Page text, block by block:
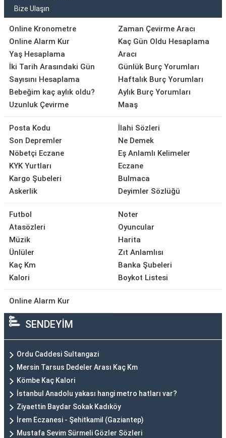
Bize Ulaşın
Online Kronometre
Online Alarm Kur
Yaş Hesaplama
İki Tarih Arasındaki Gün
Sayısını Hesaplama
Bebeğim kaç aylık oldu?
Uzunluk Çevirme
Zaman Çevirme Aracı
Kaç Gün Oldu Hesaplama
Aracı
Günlük Burç Yorumları
Haftalık Burç Yorumları
Aylık Burç Yorumları
Maaş
Posta Kodu
Son Depremler
Nöbetçi Eczane
KYK Yurtları
Kargo Şubeleri
Askerlik
İlahi Sözleri
Ne Demek
Eş Anlamlı Kelimeler
Eczane
Bulmaca
Deyimler Sözlüğü
Futbol
Atasözleri
Müzik
Ünlüler
Kaç Km
Kalori
Noter
Oyuncular
Harita
Zıt Anlamlısı
Banka Şubeleri
Boykot Listesi
Online Alarm Kur
SENDEYİM
Ordu Caddesi Sultangazi
Mersin Tarsus Dedeler Arası Kaç Km
Kömbe Kaç Kalori
İstanbul Anadolu yakası hangi metro hatları var?
Ziyaettin Baydar Sokak Kadıköy
İrem Eczanesi - Şehitkamil (Gaziantep)
Mustafa Sevim Sürmeli Gözler Sözleri